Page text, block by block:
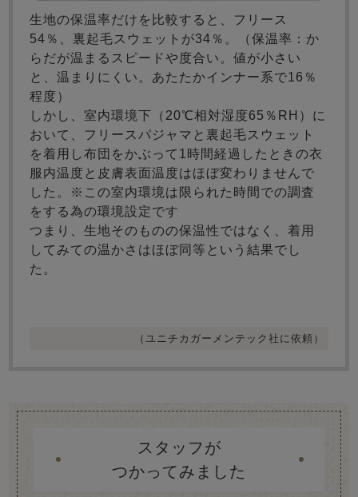
生地の保温率だけを比較すると、フリース
54％、裏起毛スウェットが34％。（保温率：か
らだが温まるスピードや度合い。値が小さい
と、温まりにくい。あたたかインナー系で16％
程度）
しかし、室内環境下（20℃相対湿度65％RH）に
おいて、フリースパジャマと裏起毛スウェット
を着用し布団をかぶって1時間経過したときの衣
服内温度と皮膚表面温度はほぼ変わりませんで
した。※この室内環境は限られた時間での調査
をする為の環境設定です
つまり、生地そのものの保温性ではなく、着用
してみての温かさはほぼ同等という結果でし
た。
（ユニチカガーメンテック社に依頼）
スタッフが
つかってみました